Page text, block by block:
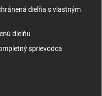
dielňa s vlastným
dielňu
sprievodca